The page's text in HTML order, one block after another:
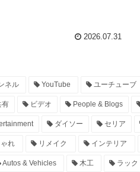
2026.07.31
ネル YouTube ユーチューブ
ビデオ People & Blogs
ダイソー セリア
れ リメイク インテリア
Autos & Vehicles 木工 ラック